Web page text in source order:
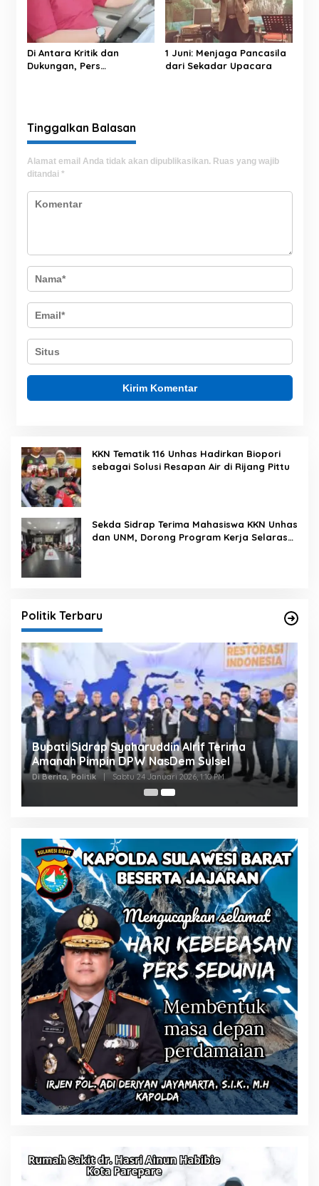
Di Antara Kritik dan
Dukungan, Pers
1 Juni: Menjaga Pancasila
dari Sekadar Upacara
Tinggalkan Balasan
Alamat email Anda tidak akan dipublikasikan. Ruas yang wajib
ditandai *
KKN Tematik 116 Unhas Hadirkan Biopori
sebagai Solusi Resapan Air di Rijang Pittu
Sekda Sidrap Terima Mahasiswa KKN Unhas
dan UNM, Dorong Program Kerja Selaras
Politik Terbaru
Bupati Sidrap Syaharuddin Alrif Terima
Amanah Pimpin DPW NasDem Sulsel
Di Berita, Politik Sabtu 24 Januari 2026, 1:10 PM